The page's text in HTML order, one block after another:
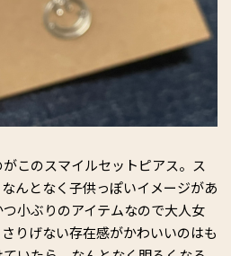
このスマイルセットピアス。ス
んとなく子供っぽいイメージがあ
小ぶりのアイテムなので大人女
りげない存在感がかわいいのはも